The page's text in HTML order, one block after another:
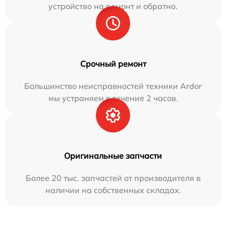
устройство на ремонт и обратно.
Срочный ремонт
Большинство неисправностей техники Ardor
мы устраняем в течение 2 часов.
Оригинальные запчасти
Более 20 тыс. запчастей от производителя в
наличии на собственных складах.